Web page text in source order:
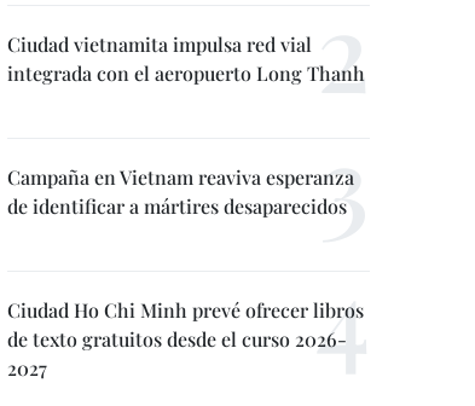
Ciudad vietnamita impulsa red vial
integrada con el aeropuerto Long Thanh
Campaña en Vietnam reaviva esperanza
de identificar a mártires desaparecidos
Ciudad Ho Chi Minh prevé ofrecer libros
de texto gratuitos desde el curso 2026-
2027